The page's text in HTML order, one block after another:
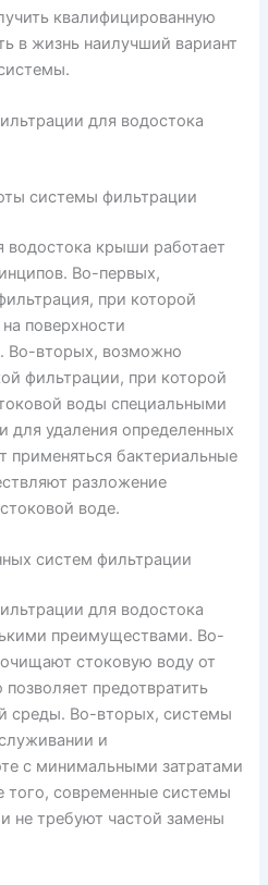
квалифицированную
в жизнь наилучший вариант
для водостока
системы фильтрации
крыши работает
Во-первых,
при которой
поверхности
Во-вторых, возможно
фильтрации, при которой
воды специальными
для удаления определенных
применяться бактериальные
разложение
воде.
систем фильтрации
для водостока
преимуществами. Во-
стоковую воду от
предотвратить
среды. Во-вторых, системы
и
с минимальными затратами
того, современные системы
не требуют частой замены